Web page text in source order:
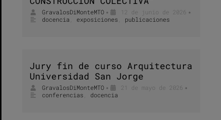
GravalosDiMonteMTO • 12 de junio de 2026 •
docencia exposiciones publicaciones
Jury fin de curso Arquitectura
Universidad San Jorge
GravalosDiMonteMTO • 21 de mayo de 2026 •
conferencias docencia